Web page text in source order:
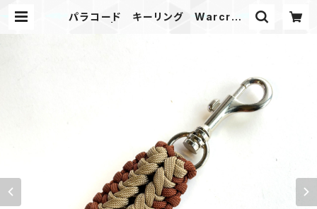
パラコード キーリング Warcraft